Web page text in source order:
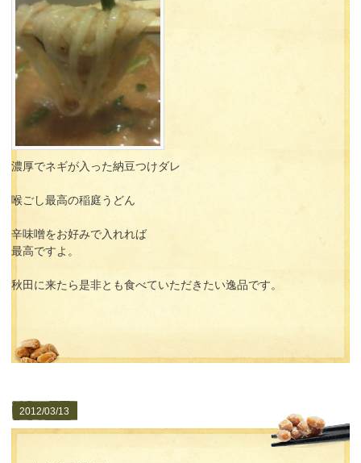
濃厚でネギが入った納豆つけダレ
喉ごし最高の稲庭うどん
辛味噌をお好みで入れれば
最高ですよ。
秋田に来たら是非とも食べていただきたい逸品です。
2012/03/13